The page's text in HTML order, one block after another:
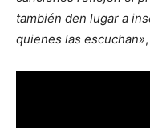
también den lugar a
quienes las escuchan»